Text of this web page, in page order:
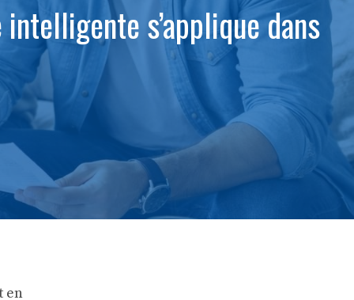
s’applique dans
en